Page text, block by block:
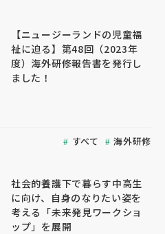
【ニュージーランドの児童福
祉に迫る】第48回（2023年
度）海外研修報告書を発行し
ました！
すべて 海外研修
社会的養護下で暮らす中高生
に向け、自身のなりたい姿を
考える「未来発見ワークショ
ップ」を展開